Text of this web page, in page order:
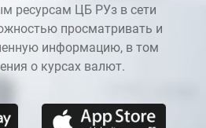
ресурсам ЦБ РУз в сети
просматривать и
информацию, в том
о курсах валют.